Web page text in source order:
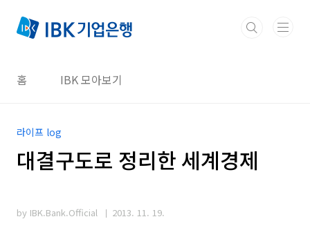
홈 IBK 모아보기
라이프 log
대결구도로 정리한 세계경제
by IBK.Bank.Official 2013. 11. 19.